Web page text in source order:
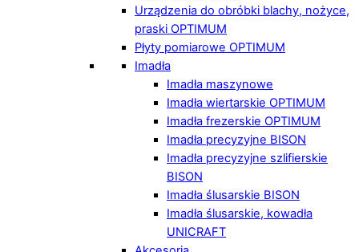
Urządzenia do obróbki blachy, nożyce,
praski OPTIMUM
Płyty pomiarowe OPTIMUM
Imadła
Imadła maszynowe
Imadła wiertarskie OPTIMUM
Imadła frezerskie OPTIMUM
Imadła precyzyjne BISON
Imadła precyzyjne szlifierskie
BISON
Imadła ślusarskie BISON
Imadła ślusarskie, kowadła
UNICRAFT